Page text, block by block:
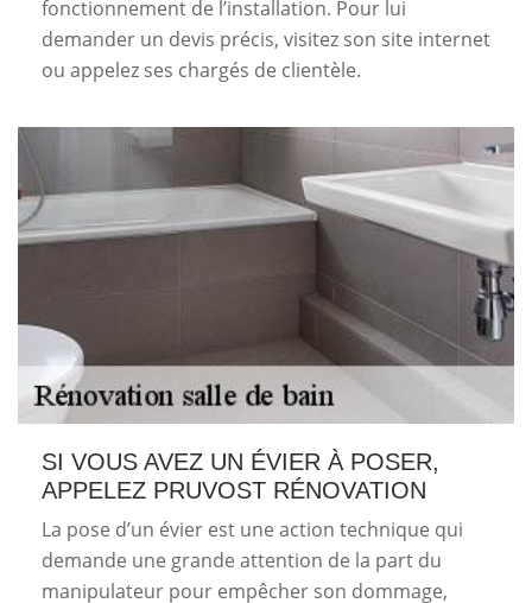
fonctionnement de l’installation. Pour lui
demander un devis précis, visitez son site internet
ou appelez ses chargés de clientèle.
SI VOUS AVEZ UN ÉVIER À POSER,
APPELEZ PRUVOST RÉNOVATION
La pose d’un évier est une action technique qui
demande une grande attention de la part du
manipulateur pour empêcher son dommage,